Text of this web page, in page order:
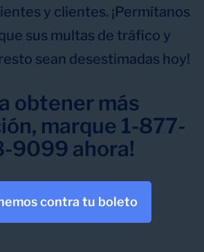
y clientes. ¡Permítanos
sus multas de tráfico y
sean desestimadas hoy!
obtener más
marque 1-877-
9099 ahora!
contra tu boleto